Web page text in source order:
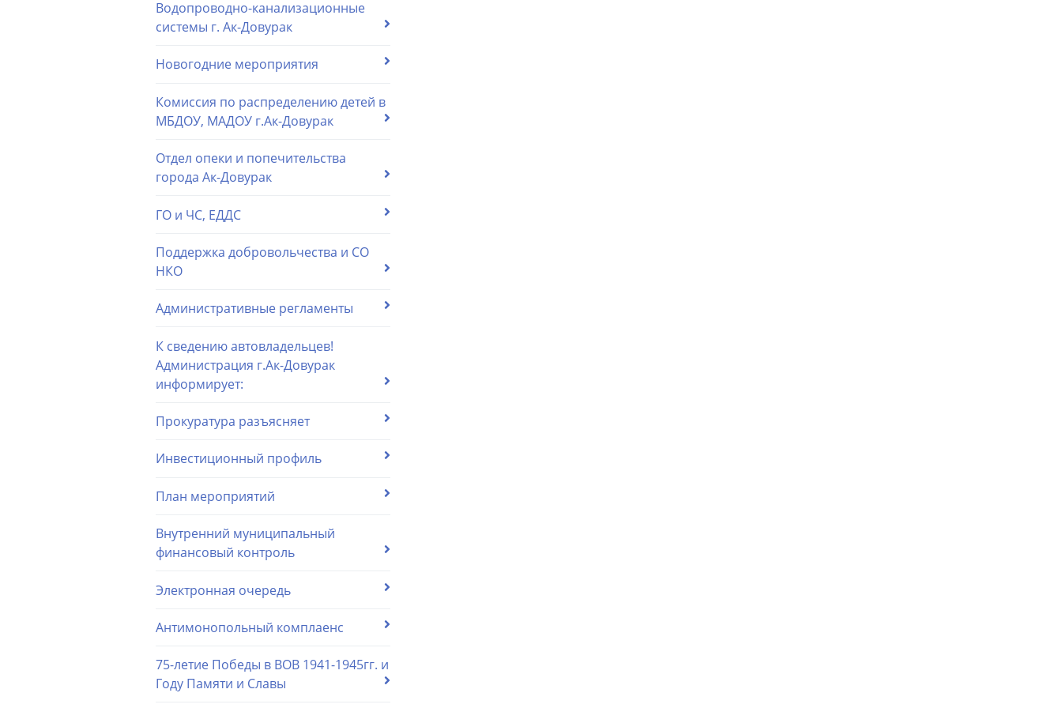
Водопроводно-канализационные
системы г. Ак-Довурак
Новогодние мероприятия
Комиссия по распределению детей в
МБДОУ, МАДОУ г.Ак-Довурак
Отдел опеки и попечительства
города Ак-Довурак
ГО и ЧС, ЕДДС
Поддержка добровольчества и СО
НКО
Административные регламенты
К сведению автовладельцев!
Администрация г.Ак-Довурак
информирует:
Прокуратура разъясняет
Инвестиционный профиль
План мероприятий
Внутренний муниципальный
финансовый контроль
Электронная очередь
Антимонопольный комплаенс
75-летие Победы в ВОВ 1941-1945гг. и
Году Памяти и Славы